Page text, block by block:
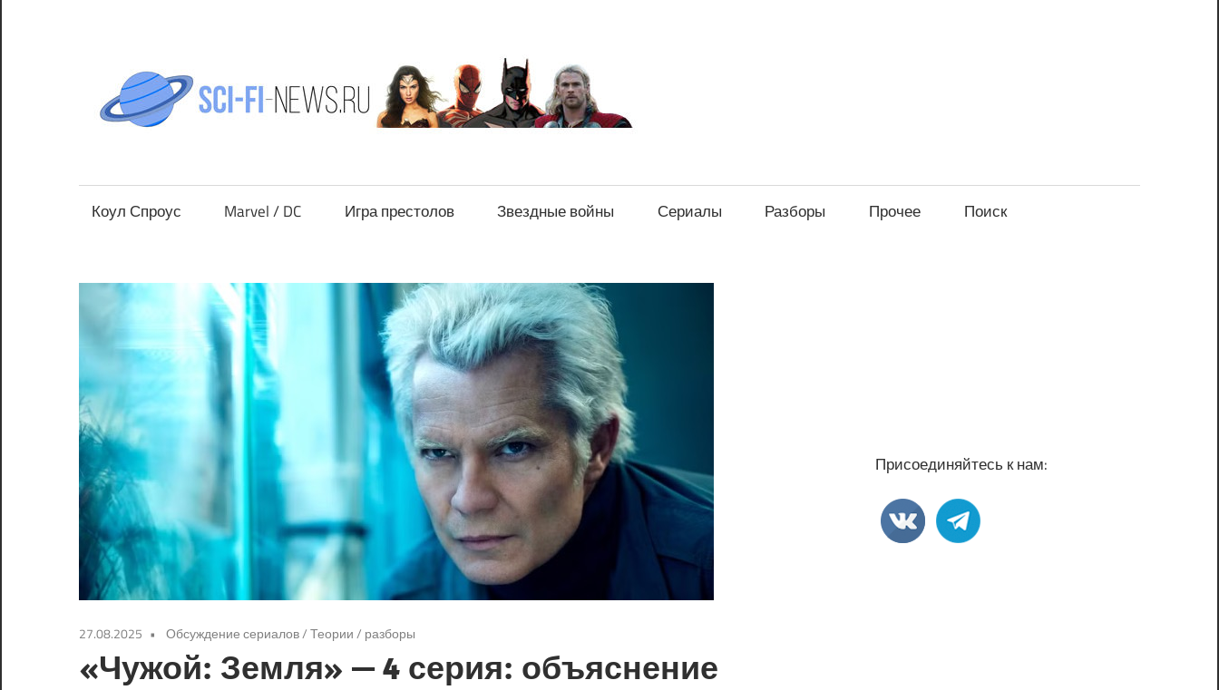
news.ru
Коул Спроус Marvel / DC Игра престолов Звездные войны Сериалы Разборы Прочее Поиск
27.08.2025 Обсуждение сериалов/Теории / разборы
«Чужой: Земля» — 4 серия: объяснение
Присоединяйтесь к нам: